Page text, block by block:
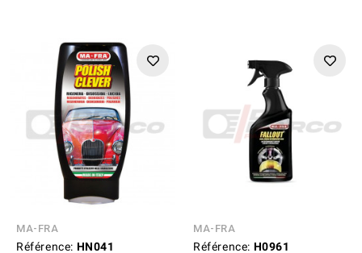
MA-FRA
Référence: HN041
MA-FRA
Référence: H0961